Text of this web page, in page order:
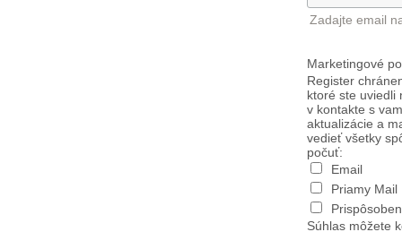
Zadajte email
Marketingové
Register
ktoré ste uviedli
v kontakte s
aktualizácie a
vedieť všetky
počuť:
Email
Priamy Mail
Súhlas môžete